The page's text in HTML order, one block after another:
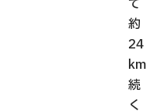
て
約
24
km
続
く